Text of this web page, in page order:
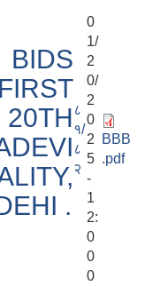
BIDS
.
८
१/
८
२
0
1/
2
0/
2
0
2
5
-
1
2:
0
0
BBB
.pdf
0